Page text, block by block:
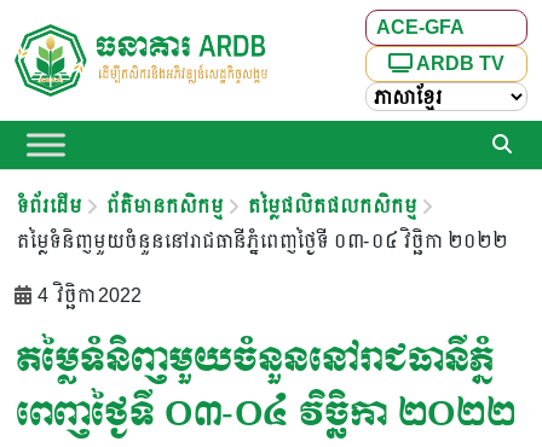
ACE-GFA
ARDB TV
ទំព័រដើម ព័ត៌មានកសិកម្ម
តម្លៃផលិតផលកសិកម្ម
តម្លៃទំនិញមួយចំនួននៅរាជធានីភ្នំពេញថ្ងៃទី ០៣-០៤ វិច្ឆិកា ២០២២
4 វិច្ឆិកា 2022
តម្លៃទំនិញមួយចំនួននៅរាជធានីភ្នំ
ពេញថ្ងៃទី ០៣-០៤ វិច្ឆិកា ២០២២